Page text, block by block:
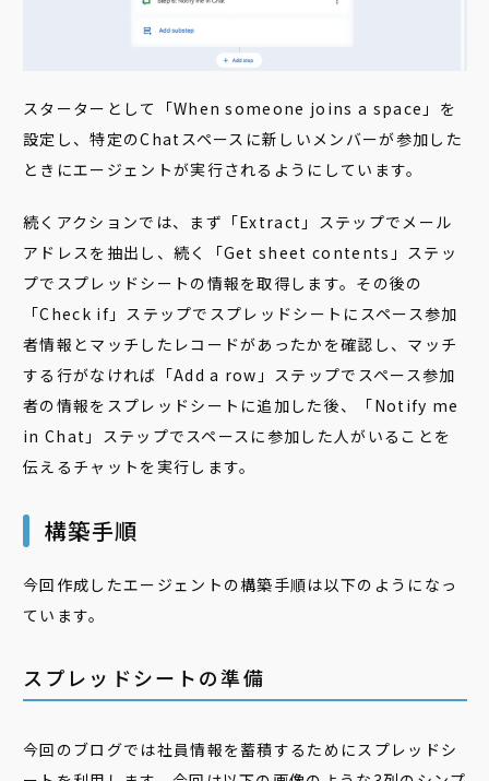
スターターとして「When someone joins a space」を
設定し、特定のChatスペースに新しいメンバーが参加した
ときにエージェントが実行されるようにしています。
続くアクションでは、まず「Extract」ステップでメール
アドレスを抽出し、続く「Get sheet contents」ステッ
プでスプレッドシートの情報を取得します。その後の
「Check if」ステップでスプレッドシートにスペース参加
者情報とマッチしたレコードがあったかを確認し、マッチ
する行がなければ「Add a row」ステップでスペース参加
者の情報をスプレッドシートに追加した後、「Notify me
in Chat」ステップでスペースに参加した人がいることを
伝えるチャットを実行します。
構築手順
今回作成したエージェントの構築手順は以下のようになっ
ています。
スプレッドシートの準備
今回のブログでは社員情報を蓄積するためにスプレッドシ